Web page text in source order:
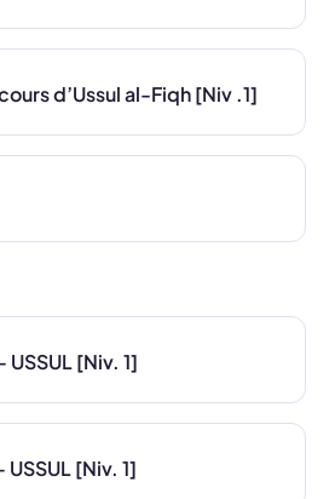
d’Ussul al-Fiqh [Niv .1]
[Niv. 1]
[Niv. 1]